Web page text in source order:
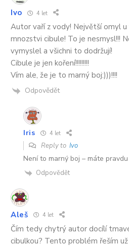
Ivo 4 let
Autor vaří z vody! Největší omyl
mnozstvi cibule! To je nesmysl!!!
vymyslel a všichni to dodržují!
Cibule je jen koření!!!!!!!!!
Vím ale, že je to marný boj:)))!!!!
Odpovědět
Iris 4 let
Reply to Ivo
Není to marný boj – máte
Odpovědět
Aleš 4 let
Čím tedy chytrý autor docílí
cibulkou? Tento problém řeším